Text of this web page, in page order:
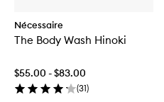
Nécessaire
The Body Wash Hinoki
$55.00 - $83.00
(31)